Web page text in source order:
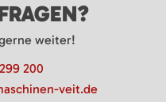
weiter!
200
veit.de